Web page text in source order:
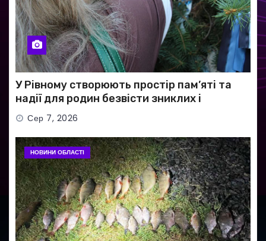
У Рівному створюють простір пам’яті та
надії для родин безвісти зниклих і
полонених військових
Сер 7, 2026
НОВИНИ ОБЛАСТІ